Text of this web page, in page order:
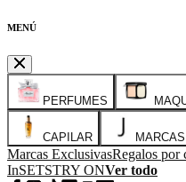
MENÚ
PERFUMES
CAPILAR MARCAS
Marcas ExclusivasRegalos por
InSETSTRY ONVer todo